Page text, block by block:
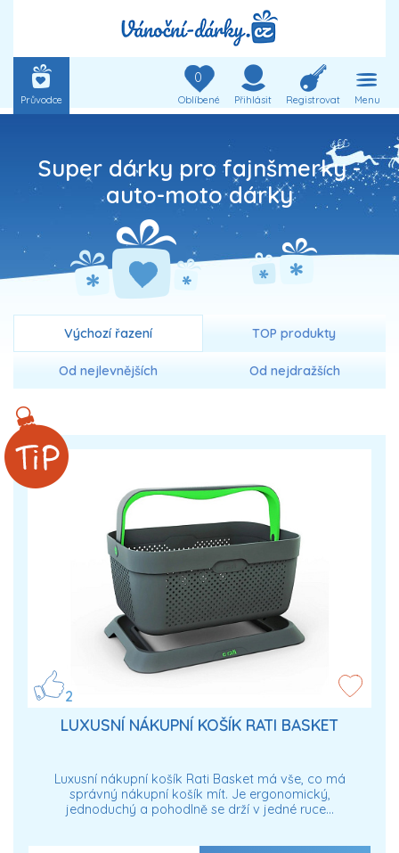
Průvodce
0
Oblíbené Přihlásit Registrovat Menu
Super dárky pro fajnšmerky -
auto-moto dárky
Výchozí řazení TOP produkty
Od nejlevnějších Od nejdražších
2
LUXUSNÍ NÁKUPNÍ KOŠÍK RATI BASKET
Luxusní nákupní košík Rati Basket má vše, co má
správný nákupní košík mít. Je ergonomický,
jednoduchý a pohodlně se drží v jedné ruce…